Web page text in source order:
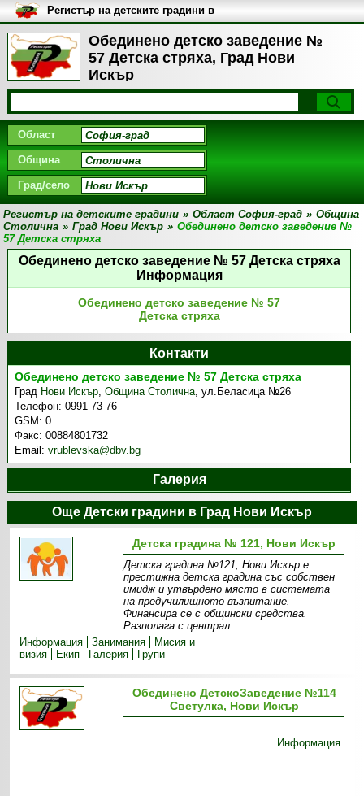
Обединено детско заведение №
57 Детска стряха, Град Нови
Искър
Регистър на детските градини в
България
Област
Община
Град/село
Регистър на детските градини » Област София-град » Община
Столична » Град Нови Искър » Обединено детско заведение №
57 Детска стряха
Обединено детско заведение № 57 Детска стряха
Информация
Обединено детско заведение № 57
Детска стряха
Контакти
Обединено детско заведение № 57 Детска стряха
Град Нови Искър,Община Столична,ул.Беласица №26
Телефон:0991 73 76
GSM:0
Факс:00884801732
Email:vrublevska@dbv.bg
Галерия
Още Детски градини в Град Нови Искър
Детска градина № 121, Нови Искър
Детска градина №121, Нови Искър е
престижна детска градина със собствен
имидж и утвърдено място в системата
на предучилищното възпитание.
Финансира се с общински средства.
Разполага с централ
Информация
Занимания
Мисия и
визия
Екип Галерия Групи
Обединено ДетскоЗаведение №114
Светулка, Нови Искър
Информация